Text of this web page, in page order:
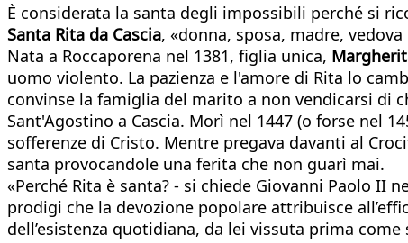
È considerata la santa degli impossibili perché si
Santa Rita da Cascia, «donna, sposa, madre,
Nata a Roccaporena nel 1381, figlia unica,
uomo violento. La pazienza e l'amore di Rita lo
convinse la famiglia del marito a non vendicarsi di
Sant'Agostino a Cascia. Morì nel 1447 (o forse nel
sofferenze di Cristo. Mentre pregava davanti al
santa provocandole una ferita che non guarì mai.
«Perché Rita è santa? - si chiede Giovanni Paolo
prodigi che la devozione popolare attribuisce
dell’esistenza quotidiana, da lei vissuta prima